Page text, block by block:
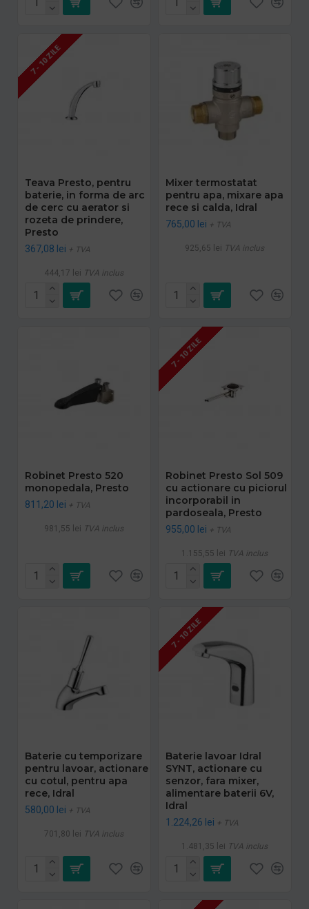
7 - 10 ZILE
Teava Presto, pentru
baterie, in forma de arc
de cerc cu aerator si
rozeta de prindere,
Presto
367,08 lei + TVA
444,17 lei TVA inclus
Mixer termostatat
pentru apa, mixare apa
rece si calda, Idral
765,00 lei + TVA
925,65 lei TVA inclus
Robinet Presto 520
monopedala, Presto
811,20 lei + TVA
981,55 lei TVA inclus
7 - 10 ZILE
Robinet Presto Sol 509
cu actionare cu piciorul
incorporabil in
pardoseala, Presto
955,00 lei + TVA
1.155,55 lei TVA inclus
Baterie cu temporizare
pentru lavoar, actionare
cu cotul, pentru apa
rece, Idral
580,00 lei + TVA
701,80 lei TVA inclus
7 - 10 ZILE
Baterie lavoar Idral
SYNT, actionare cu
senzor, fara mixer,
alimentare baterii 6V,
Idral
1.224,26 lei + TVA
1.481,35 lei TVA inclus